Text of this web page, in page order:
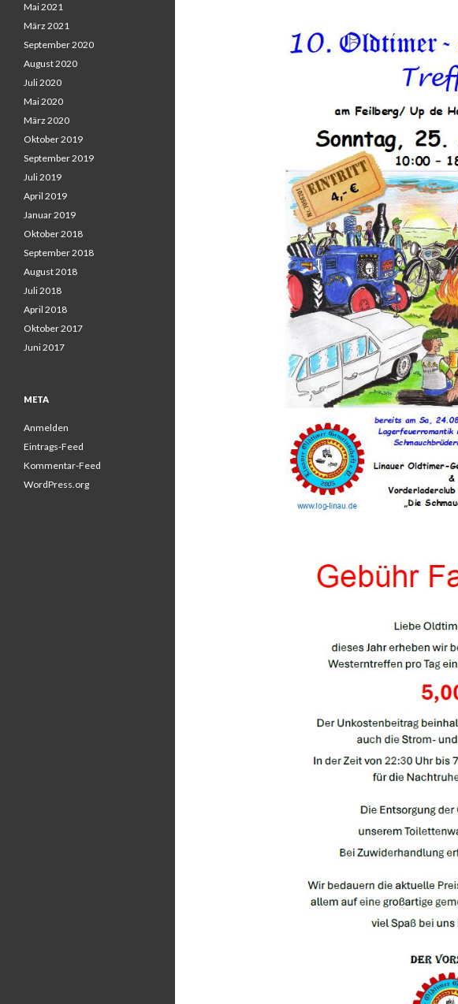
Mai 2021
März 2021
September 2020
August 2020
Juli 2020
Mai 2020
März 2020
Oktober 2019
September 2019
Juli 2019
April 2019
Januar 2019
Oktober 2018
September 2018
August 2018
Juli 2018
April 2018
Oktober 2017
Juni 2017
META
Anmelden
Eintrags-Feed
Kommentar-Feed
WordPress.org